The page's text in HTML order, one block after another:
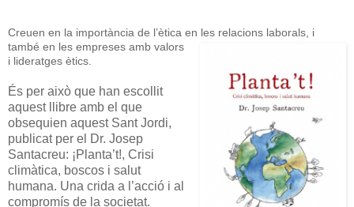
Creuen en la importància de l’ètica en les relacions laborals, i
també en les empreses amb valors
i lideratges ètics.
És per això que han escollit
aquest llibre amb el que
obsequien aquest Sant Jordi,
publicat per el Dr. Josep
Santacreu: ¡Planta’t!, Crisi
climàtica, boscos i salut
humana. Una crida a l’acció i al
compromís de la societat.